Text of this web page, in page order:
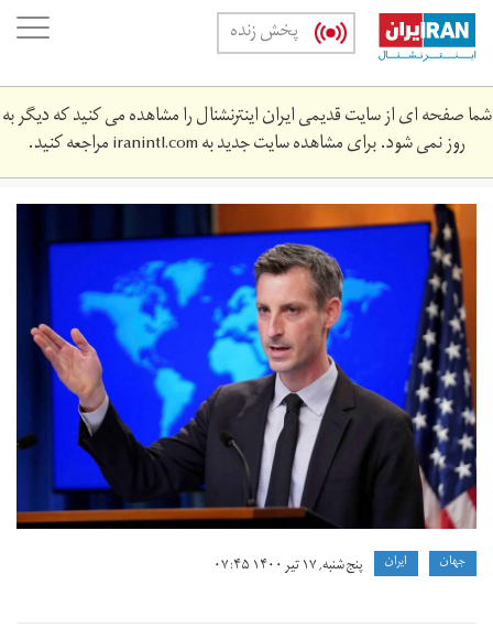
Skip
main
content
پخش زنده
شما صفحه ای از سایت قدیمی ایران اینترنشنال را مشاهده می کنید که دیگر به
روز نمی شود. برای مشاهده سایت جدید بهiranintl.comمراجعه کنید.
pricread.jpeg
جهان ايران پنج شنبه, ۱۷ تیر ۱۴۰۰ ۰۷:۴۵